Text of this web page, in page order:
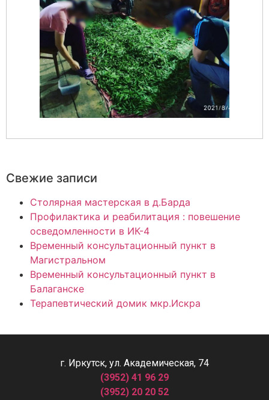
Свежие записи
Столярная мастерская в д.Барда
Профилактика и реабилитация : повешение
осведомленности в ИК-4
Временный консультационный пункт в
Магистральном
Временный консультационный пункт в
Балаганске
Терапевтический домик мкр.Искра
г. Иркутск, ул. Академическая, 74
(3952) 41 96 29
(3952) 20 20 52